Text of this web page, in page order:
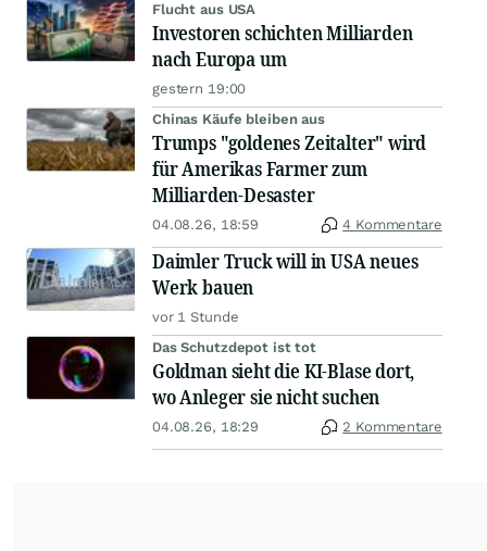
Flucht aus USA
Investoren schichten Milliarden
nach Europa um
gestern 19:00
Chinas Käufe bleiben aus
Trumps "goldenes Zeitalter" wird
für Amerikas Farmer zum
Milliarden-Desaster
04.08.26, 18:59 4 Kommentare
Daimler Truck will in USA neues
Werk bauen
vor 1 Stunde
Das Schutzdepot ist tot
Goldman sieht die KI-Blase dort,
wo Anleger sie nicht suchen
04.08.26, 18:29 2 Kommentare